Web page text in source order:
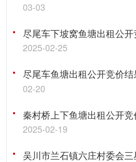
03-03
尽尾车下坡窝鱼塘出租公
2025-02-25
尽尾车鱼塘出租公开竞价
02-20
秦村桥上下鱼塘出租公开
2025-02-19
吴川市兰石镇六庄村委会